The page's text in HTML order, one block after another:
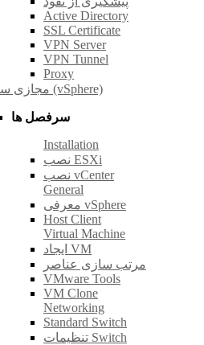
Active Directory
SSL Certificate
VPN Server
VPN Tunnel
Proxy
مجازی سازی (vSphere)
سرفصل ها
Installation
نصب ESXi
نصب vCenter
General
معرفی vSphere
Host Client
Virtual Machine
ایجاد VM
مرتب سازی عناصر
VMware Tools
VM Clone
Networking
Standard Switch
تنظیمات Switch